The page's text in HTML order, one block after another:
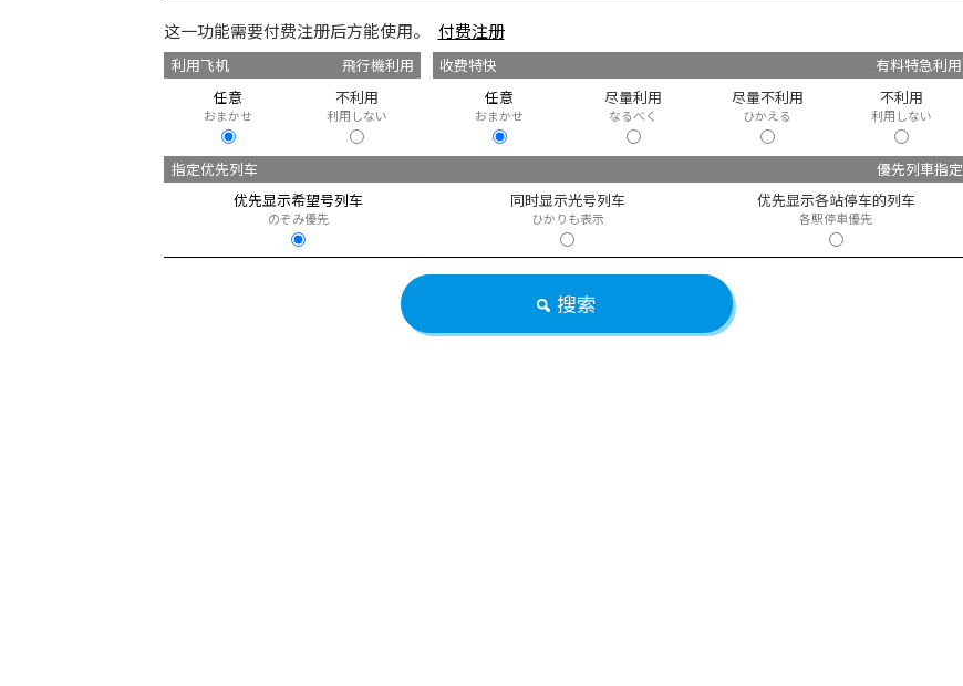
这一功能需要付费注册后方能使用。 付费注册
利用飞机
飛行機利用
任意
おまかせ
不利用
利用しない
收费特快
有料特急利用
任意
おまかせ
尽量利用
なるべく
尽量不利用
ひかえる
不利用
利用しない
指定优先列车
優先列車指定
优先显示希望号列车
のぞみ優先
同时显示光号列车
ひかりも表示
优先显示各站停车的列车
各駅停車優先
搜索